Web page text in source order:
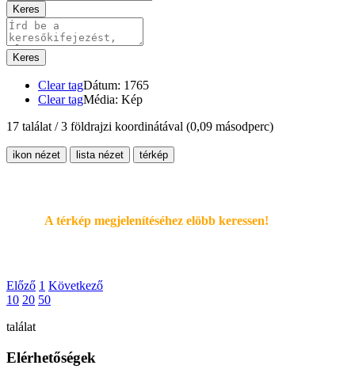
Keres
Keres
Clear tagDátum: 1765
Clear tagMédia: Kép
17 találat / 3 földrajzi koordinátával (0,09 másodperc)
ikon nézet lista nézet térkép
A térkép megjelenítéséhez elöbb keressen!
Előző 1 Következő
10 20 50
találat
Elérhetőségek